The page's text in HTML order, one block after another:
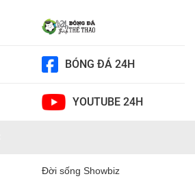
BÓNG ĐÁ 24H
YOUTUBE 24H
Đời sống Showbiz